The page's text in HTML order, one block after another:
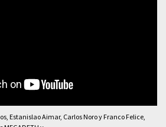
Estanislao Aimar, Carlos Noro y Franco Felice,